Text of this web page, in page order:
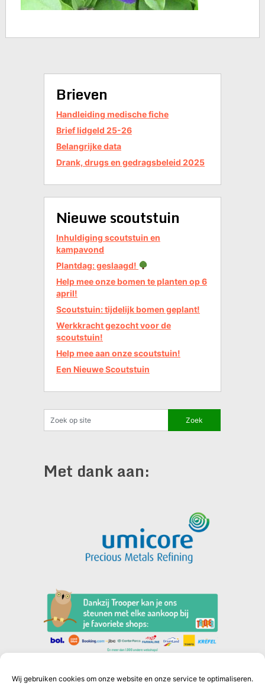
Wij gebruiken cookies om onze website en onze service te optimaliseren.
Brieven
Handleiding medische fiche
Brief lidgeld 25-26
Belangrijke data
Drank, drugs en gedragsbeleid 2025
Nieuwe scoutstuin
Inhuldiging scoutstuin en
kampavond
Plantdag: geslaagd!
Help mee onze bomen te planten op 6
april!
Scoutstuin: tijdelijk bomen geplant!
Werkkracht gezocht voor de
scoutstuin!
Help mee aan onze scoutstuin!
Een Nieuwe Scoutstuin
Met dank aan: